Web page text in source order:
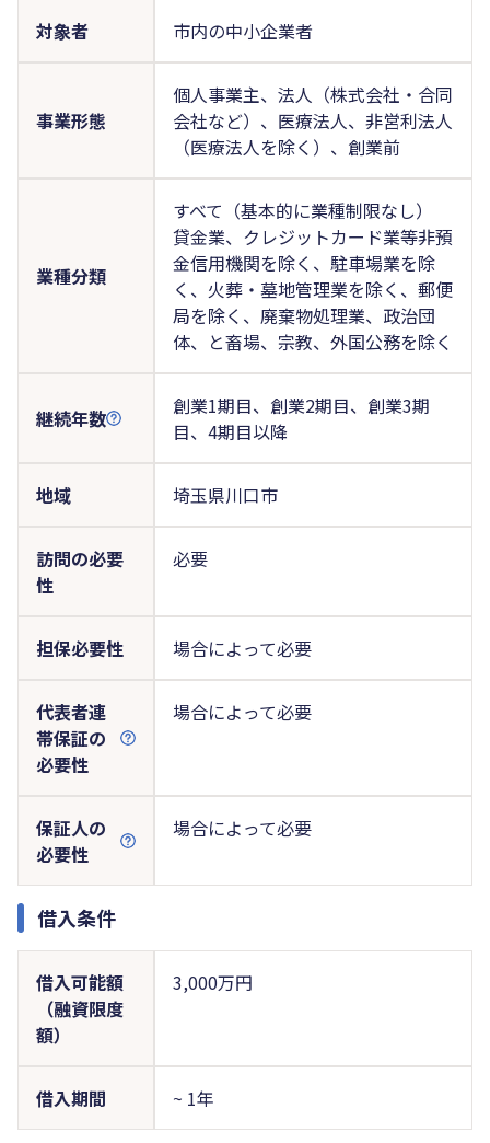
対象者 市内の中小企業者
事業形態
個人事業主、法人（株式会社・合同
会社など）、医療法人、非営利法人
（医療法人を除く）、創業前
業種分類
すべて（基本的に業種制限なし）
貸金業、クレジットカード業等非預
金信用機関を除く、駐車場業を除
く、火葬・墓地管理業を除く、郵便
局を除く、廃棄物処理業、政治団
体、と畜場、宗教、外国公務を除く
継続年数
創業1期目、創業2期目、創業3期
目、4期目以降
地域 埼玉県川口市
訪問の必要
性
必要
担保必要性 場合によって必要
代表者連
帯保証の
必要性
場合によって必要
保証人の
必要性
場合によって必要
借入条件
借入可能額
（融資限度
額）
3,000万円
借入期間 ~ 1年